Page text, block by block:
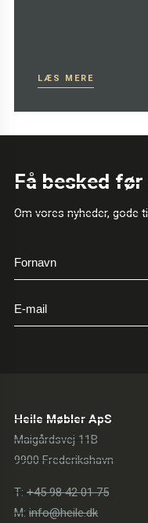
LÆS MERE
Få besked
Om vores nyheder, gode
Heile Møbler ApS
Maigårdsvej 11B
9900 Frederikshavn
T: +45 98 42 01 75
M: info@heile.dk